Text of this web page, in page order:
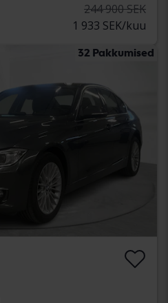
244 900 SEK
1 933 SEK/kuu
32 Pakkumised